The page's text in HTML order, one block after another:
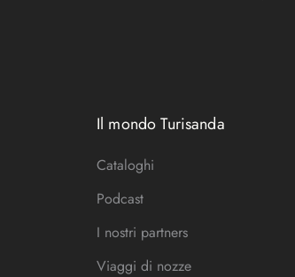
Il mondo Turisanda
Cataloghi
Podcast
I nostri partners
Viaggi di nozze